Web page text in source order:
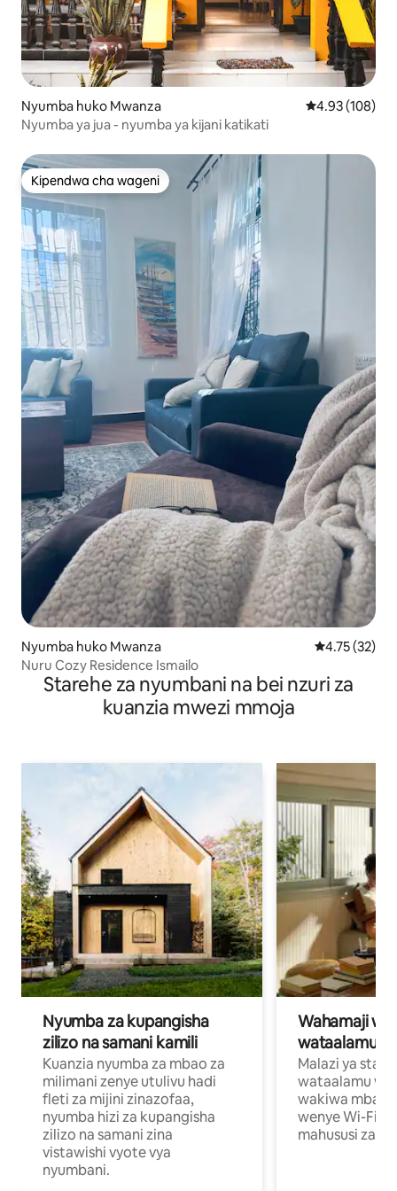
Nyumba huko Mwanza Ukadiriaji wa
4.93 (108)
Nyumba ya jua - nyumba ya kijani katikati
Kipendwa cha wageni
Kipendwa cha wageni
Nyumba huko Mwanza Ukadiriaji wa
4.75 (32)
Nuru Cozy Residence Ismailo
Starehe za nyumbani na bei nzuri za
kuanzia mwezi mmoja
Nyumba za kupangisha
zilizo na samani kamili
Kuanzia nyumba za mbao za
milimani zenye utulivu hadi
fleti za mijini zinazofaa,
nyumba hizi za kupangisha
zilizo na samani zina
vistawishi vyote vya
nyumbani.
Wahamaji
wataalamu
Malazi ya
wataalamu
wakiwa mbali
wenye Wi-Fi
mahususi za